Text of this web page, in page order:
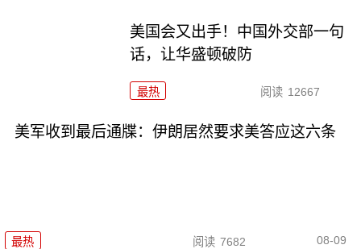
美国会又出手！中国外交部一句
话，让华盛顿破防
最热 阅读 12667
美军收到最后通牒：伊朗居然要求美答应这六条
最热 阅读 7682 08-09